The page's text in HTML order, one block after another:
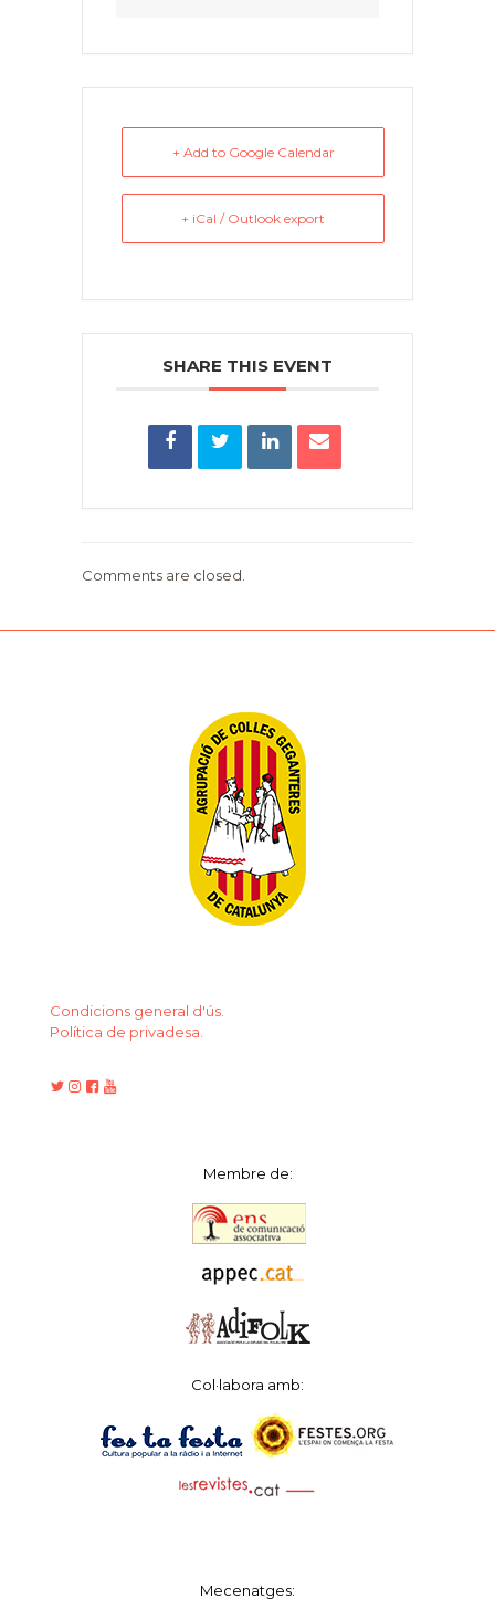
+ Add to Google Calendar
+ iCal / Outlook export
SHARE THIS EVENT
Comments are closed.
Condicions general d'ús.
Política de privadesa.
Membre de:
Col·labora amb:
Mecenatges: